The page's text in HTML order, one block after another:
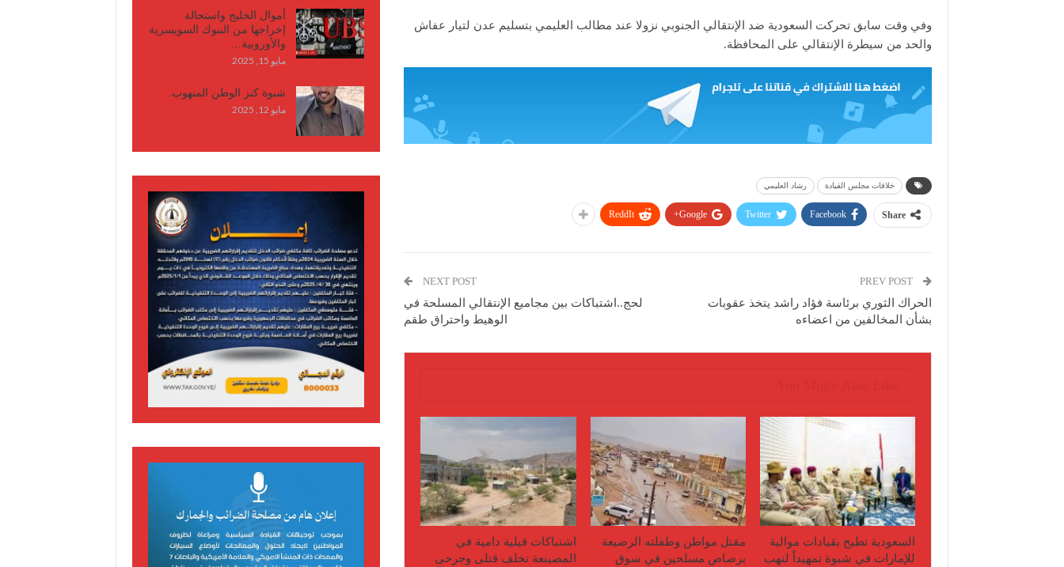
وفي وقت سابق تحركت السعودية ضد الإنتقالي الجنوبي نزولا عند مطالب العليمي بتسليم عدن لتيار عفاش
والحد من سيطرة الإنتقالي على المحافظة.
خلافات مجلس القيادة رشاد العليمي
Share
Facebook
Twitter
Google+
ReddIt
الحراك الثوري برئاسة فؤاد راشد يتخذ عقوبات
بشأن المخالفين من اعضاءه
NEXT POST
لحج..اشتباكات بين مجاميع الإنتقالي المسلحة في
الوهيط واحتراق طقم
السعودية تطيح بقيادات موالية
للإمارات في شبوة تمهيداً لنهب
مقتل مواطن وطفلته الرضيعة
برصاص مسلحين في سوق
اشتباكات قبلية دامية في
المصينعة تخلف قتلى وجرحى
أموال الخليج واستحالة
إخراجها من البنوك السويسرية
والأوروبية…
مايو 15, 2025
شبوة كنز الوطن المنهوب..
مايو 12, 2025